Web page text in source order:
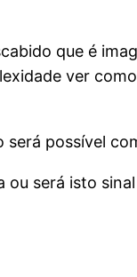
que é
ver
será possível
ou será isto